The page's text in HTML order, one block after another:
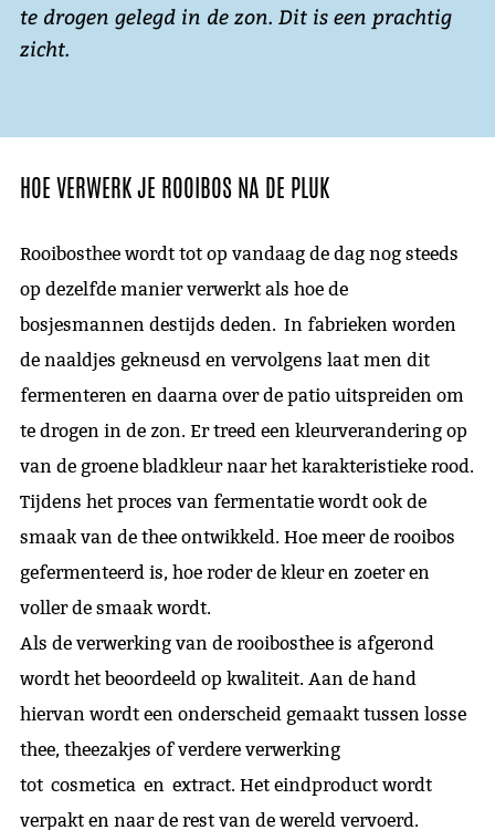
te drogen gelegd in de zon. Dit is een prachtig
zicht.
HOE VERWERK JE ROOIBOS NA DE PLUK
Rooibosthee wordt tot op vandaag de dag nog steeds
op dezelfde manier verwerkt als hoe de
bosjesmannen destijds deden. In fabrieken worden
de naaldjes gekneusd en vervolgens laat men dit
fermenteren en daarna over de patio uitspreiden om
te drogen in de zon. Er treed een kleurverandering op
van de groene bladkleur naar het karakteristieke rood.
Tijdens het proces van fermentatie wordt ook de
smaak van de thee ontwikkeld. Hoe meer de rooibos
gefermenteerd is, hoe roder de kleur en zoeter en
voller de smaak wordt.
Als de verwerking van de rooibosthee is afgerond
wordt het beoordeeld op kwaliteit. Aan de hand
hiervan wordt een onderscheid gemaakt tussen losse
thee, theezakjes of verdere verwerking
tot cosmetica en extract. Het eindproduct wordt
verpakt en naar de rest van de wereld vervoerd.